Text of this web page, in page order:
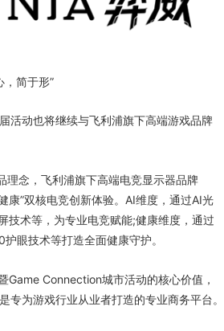
，简于形”
活动也将继续与飞利浦旗下高端游戏品牌
理念，飞利浦旗下高端电竞显示器品牌
康”双核电竞创新体验。AI维度，通过AI光
技术等，为专业电竞赋能;健康维度，通过
眼技术等打造全面健康守护。
Game Connection城市活动的核心价值，
为游戏行业从业者打造的专业商务平台。